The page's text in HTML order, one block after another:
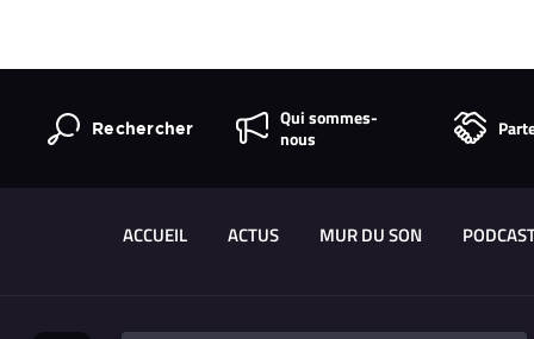
Rechercher
Qui sommes-
nous
ACCUEIL ACTUS MUR DU SON